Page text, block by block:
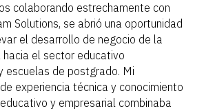
colaborando estrechamente con
Solutions, se abrió una oportunidad
el desarrollo de negocio de la
hacia el sector educativo
escuelas de postgrado. Mi
experiencia técnica y conocimiento
y empresarial combinaba